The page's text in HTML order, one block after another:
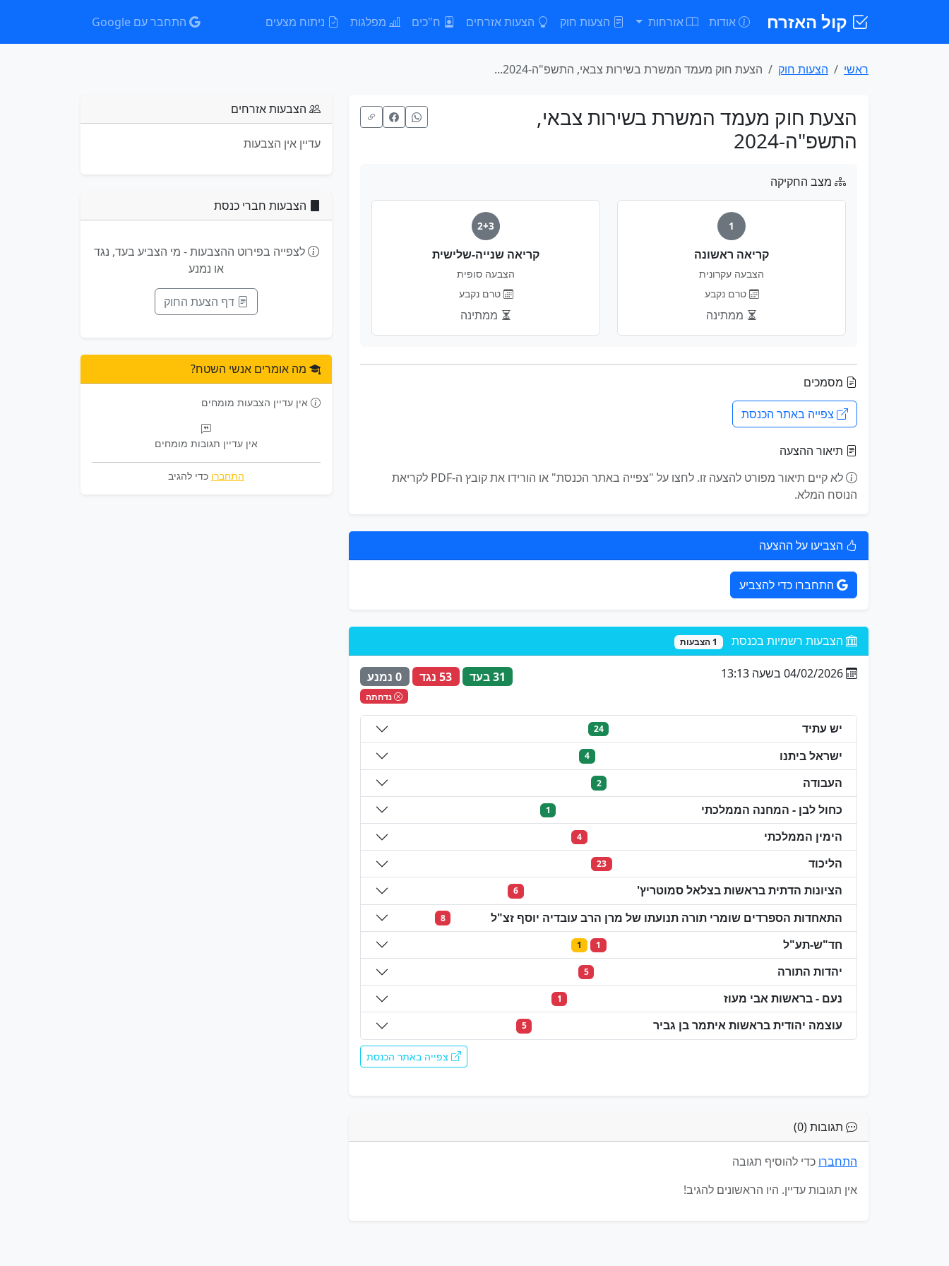
קול האזרח אודות אזרחות הצעות חוק הצעות אזרחים ח"כים מפלגות ניתוח מצעים התחבר עם Google
ראשי הצעות חוק הצעת חוק מעמד המשרת בשירות צבאי, התשפ"ה-2024...
הצעת חוק מעמד המשרת בשירות צבאי,
התשפ"ה-2024
מצב החקיקה
1
קריאה ראשונה
הצבעה עקרונית
טרם נקבע
ממתינה
2+3
קריאה שנייה-שלישית
הצבעה סופית
טרם נקבע
ממתינה
מסמכים
צפייה באתר הכנסת
תיאור ההצעה
לא קיים תיאור מפורט להצעה זו. לחצו על "צפייה באתר הכנסת" או הורידו את קובץ ה-PDF לקריאת
הנוסח המלא.
הצביעו על ההצעה
התחברו כדי להצביע
הצבעות רשמיות בכנסת 1 הצבעות
31 בעד 53 נגד 0 נמנע
נדחתה
יש עתיד 24
ישראל ביתנו 4
העבודה 2
כחול לבן - המחנה הממלכתי 1
הימין הממלכתי 4
הליכוד 23
הציונות הדתית בראשות בצלאל סמוטריץ' 6
התאחדות הספרדים שומרי תורה תנועתו של מרן הרב עובדיה יוסף זצ"ל 8
חד"ש-תע"ל 1
1
יהדות התורה 5
נעם - בראשות אבי מעוז 1
עוצמה יהודית בראשות איתמר בן גביר 5
צפייה באתר הכנסת
תגובות (0)
התחברו כדי להוסיף תגובה
אין תגובות עדיין. היו הראשונים להגיב!
הצבעות אזרחים
עדיין אין הצבעות
הצבעות חברי כנסת
לצפייה בפירוט ההצבעות - מי הצביע בעד, נגד
או נמנע
דף הצעת החוק
מה אומרים אנשי השטח?
אין עדיין הצבעות מומחים
אין עדיין תגובות מומחים
התחברו כדי להגיב